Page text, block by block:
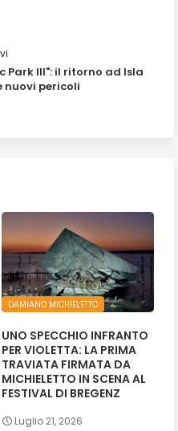
Park III": il ritorno ad Isla
nuovi pericoli
DAMIANO MICHIELETTO
UNO SPECCHIO INFRANTO
PER VIOLETTA: LA PRIMA
TRAVIATA FIRMATA DA
MICHIELETTO IN SCENA AL
FESTIVAL DI BREGENZ
Luglio 21, 2026